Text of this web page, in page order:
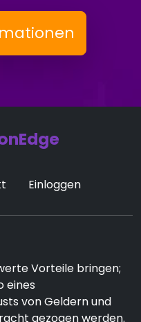
Einloggen
Vorteile bringen;
eines
von Geldern und
gezogen werden.